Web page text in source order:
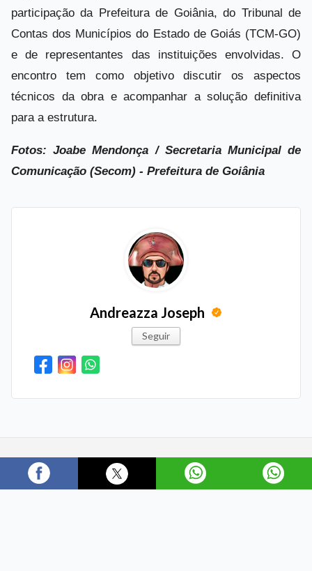
participação da Prefeitura de Goiânia, do Tribunal de
Contas dos Municípios do Estado de Goiás (TCM-GO)
e de representantes das instituições envolvidas. O
encontro tem como objetivo discutir os aspectos
técnicos da obra e acompanhar a solução definitiva
para a estrutura.
Fotos: Joabe Mendonça / Secretaria Municipal de
Comunicação (Secom) - Prefeitura de Goiânia
Andreazza Joseph
Seguir